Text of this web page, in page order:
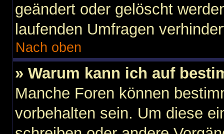
geändert oder gelöscht
laufenden Umfragen
Nach oben
» Warum kann ich auf
Manche Foren können
vorbehalten sein. Um diese